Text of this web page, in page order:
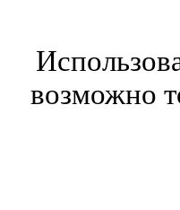
возможно